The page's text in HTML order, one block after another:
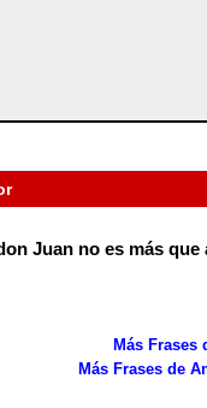
Juan no es más que
Más Frases
Más Frases de